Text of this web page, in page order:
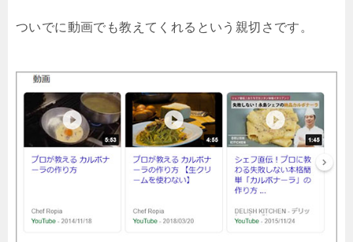
ついでに動画でも教えてくれるという親切さです。